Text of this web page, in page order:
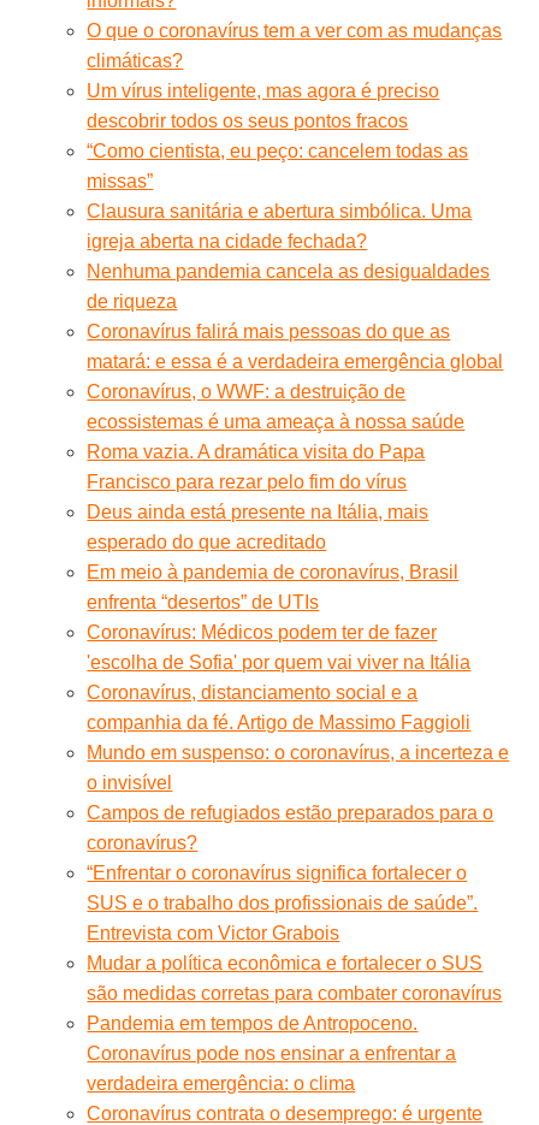
O que o coronavírus tem a ver com as mudanças
climáticas?
Um vírus inteligente, mas agora é preciso
descobrir todos os seus pontos fracos
“Como cientista, eu peço: cancelem todas as
missas”
Clausura sanitária e abertura simbólica. Uma
igreja aberta na cidade fechada?
Nenhuma pandemia cancela as desigualdades
de riqueza
Coronavírus falirá mais pessoas do que as
matará: e essa é a verdadeira emergência global
Coronavírus, o WWF: a destruição de
ecossistemas é uma ameaça à nossa saúde
Roma vazia. A dramática visita do Papa
Francisco para rezar pelo fim do vírus
Deus ainda está presente na Itália, mais
esperado do que acreditado
Em meio à pandemia de coronavírus, Brasil
enfrenta “desertos” de UTIs
Coronavírus: Médicos podem ter de fazer
'escolha de Sofia' por quem vai viver na Itália
Coronavírus, distanciamento social e a
companhia da fé. Artigo de Massimo Faggioli
Mundo em suspenso: o coronavírus, a incerteza e
o invisível
Campos de refugiados estão preparados para o
coronavírus?
“Enfrentar o coronavírus significa fortalecer o
SUS e o trabalho dos profissionais de saúde”.
Entrevista com Victor Grabois
Mudar a política econômica e fortalecer o SUS
são medidas corretas para combater coronavírus
Pandemia em tempos de Antropoceno.
Coronavírus pode nos ensinar a enfrentar a
verdadeira emergência: o clima
Coronavírus contrata o desemprego: é urgente